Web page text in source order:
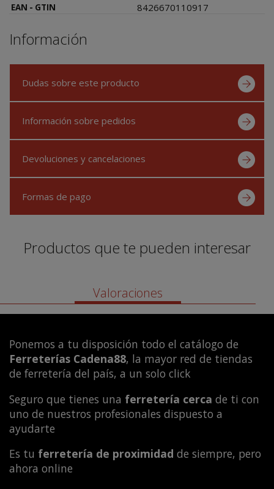
EAN - GTIN 8426670110917
Información
Dudas sobre este producto
Información sobre pedidos
Devoluciones y cancelaciones
Formas de pago
Productos que te pueden interesar
Valoraciones
Ponemos a tu disposición todo el catálogo de
Ferreterías Cadena88, la mayor red de tiendas
de ferretería del país, a un solo click
Seguro que tienes una ferretería cerca de ti con
uno de nuestros profesionales dispuesto a
ayudarte
Es tu ferretería de proximidad de siempre, pero
ahora online